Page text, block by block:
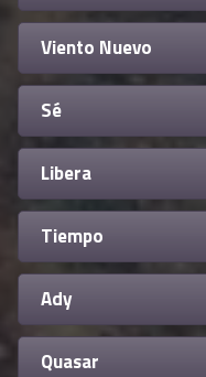
Viento Nuevo
Sé
Libera
Tiempo
Ady
Quasar